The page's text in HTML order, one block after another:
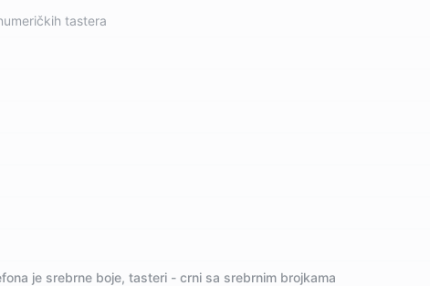
tastera
je srebrne boje, tasteri - crni sa srebrnim brojkama